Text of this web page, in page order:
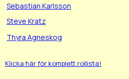
Sebastian Karlsson
Steve Kratz
Thyra Agneskog
Klicka här för komplett rollista!